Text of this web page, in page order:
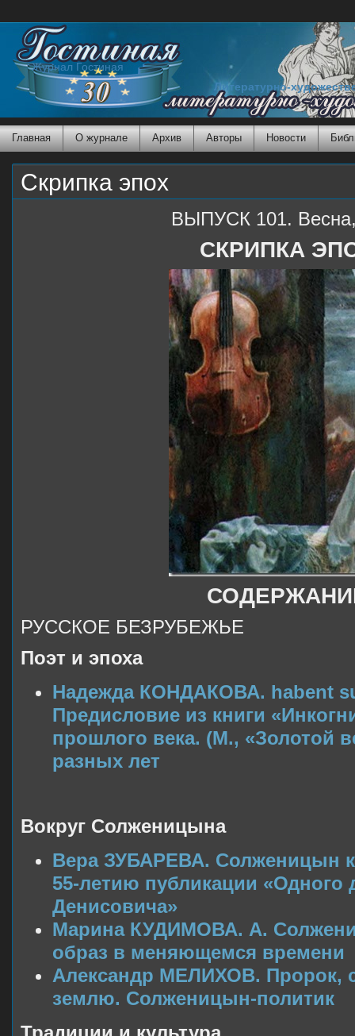
Журнал Гостиная
Литературно-
Главная О журнале Архив Авторы Новости
Скрипка эпох
ВЫПУСК 101.
СКРИПКА
РУССКОЕ БЕЗРУБЕЖЬЕ
Поэт и эпоха
Надежда КОНДАКОВА. habent
Предисловие из книги
прошлого века. (М., «Золотой
разных лет
Вокруг Солженицына
Вера ЗУБАРЕВА. Солженицын
55-летию публикации «Одного
Денисовича»
Марина КУДИМОВА. А.
образ в меняющемся времени
Александр МЕЛИХОВ. Пророк,
землю. Солженицын-политик